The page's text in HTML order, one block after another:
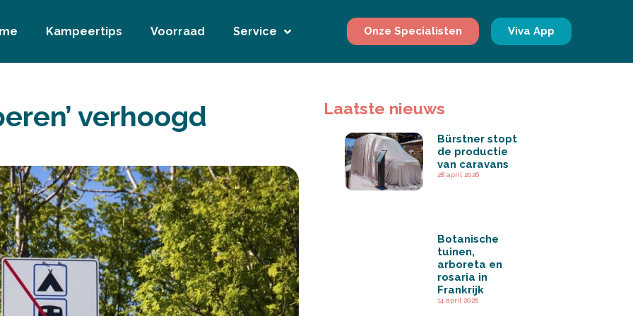
Kampeertips Voorraad Service Onze Specialisten Viva App
verhoogd Laatste nieuws
Bürstner stopt
de productie
van caravans
28 april 2026
Botanische
tuinen,
arboreta en
rosaria in
Frankrijk
14 april 2026